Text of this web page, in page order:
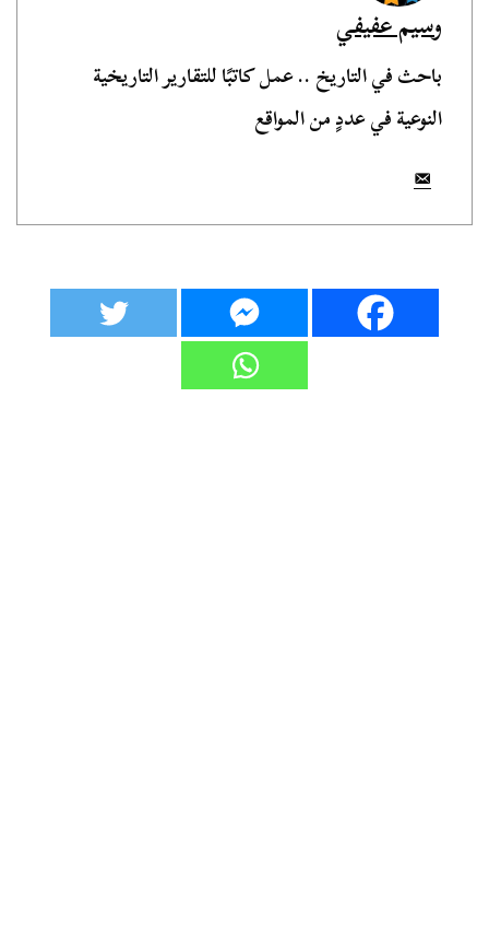
وسيم عفيفي
باحث في التاريخ .. عمل كاتبًا للتقارير التاريخية
النوعية في عددٍ من المواقع